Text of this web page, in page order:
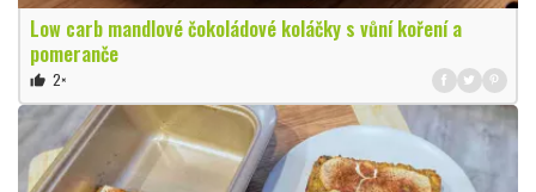
Low carb mandlové čokoládové koláčky s vůní koření a
pomeranče
thumb_up 2×